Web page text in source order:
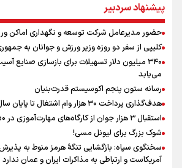
علی‌نژاد در مراسم انجمن ورزشی نویسان در روز
در سال گذشته تا به امروز اتفاقات بزرگی را رقم زدند
ونس: در حال کار بر روی ایجاد یک سیستم ناوبری
سخنگوی سپاه: بازگشایی تنگۀ هرمز منوط به پذیرش
آمریکاست و ارتباطی به مذاکرات ایران و عمان ندارد
سیدمناف هاشمی در مراسم انجمن ورزشی نویسان :
رسانه به ویژه ورزشی نویسان هستیم
علت نامگذاری ۱۷ مرداد به عنوان روز خبرنگار چیست؟
پیشنهاد سردبیر
حضور مدیرعامل شرکت توسعه و نگهداری اماکن
کلیپی از سفر دو روزه وزیر ورزش و جوانان به
۳۴۰ میلیون دلار تسهیلات برای بازسازی
می‌یابد
رسانه ستون پنجم اکوسیستم قدرت‌بنیان
هدف‌گذاری پرداخت ۳۰ هزار وام اشتغال تا پایان سال
استقبال ۳ هزار جوان از کارگاه‌های مهارت‌آموزی در ۲۵۰ شهرستان کشور
شوک بزرگ برای لیونل مسی!
سخنگوی سپاه: بازگشایی تنگۀ هرمز منوط به
آمریکاست و ارتباطی به مذاکرات ایران و عمان ندارد